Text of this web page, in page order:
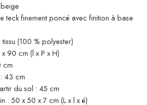
teck finement poncé avec finition à base
(100 % polyester)
90 cm (l x P x H)
cm
43 cm
du sol : 45 cm
: 50 x 50 x 7 cm (L x l x é)